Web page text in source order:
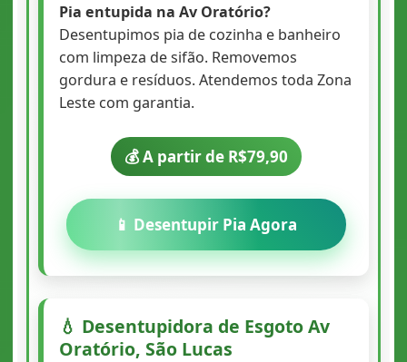
Pia entupida na Av Oratório?
Desentupimos pia de cozinha e banheiro
com limpeza de sifão. Removemos
gordura e resíduos. Atendemos toda Zona
Leste com garantia.
💰 A partir de R$79,90
📱 Desentupir Pia Agora
💧 Desentupidora de Esgoto Av
Oratório, São Lucas